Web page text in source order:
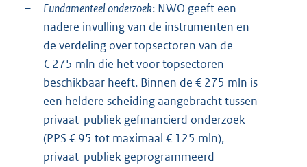
– Fundamenteel onderzoek: NWO geeft een
nadere invulling van de instrumenten en
de verdeling over topsectoren van de
€ 275 mln die het voor topsectoren
beschikbaar heeft. Binnen de € 275 mln is
een heldere scheiding aangebracht tussen
privaat-publiek gefinancierd onderzoek
(PPS € 95 tot maximaal € 125 mln),
privaat-publiek geprogrammeerd